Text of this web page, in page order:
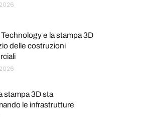
e la stampa 3D
delle costruzioni
stampa 3D sta
le infrastrutture